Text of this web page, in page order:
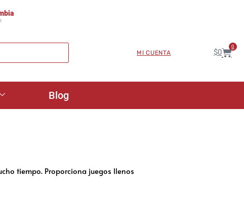
MI CUENTA $0
0
Blog
tiempo. Proporciona juegos llenos